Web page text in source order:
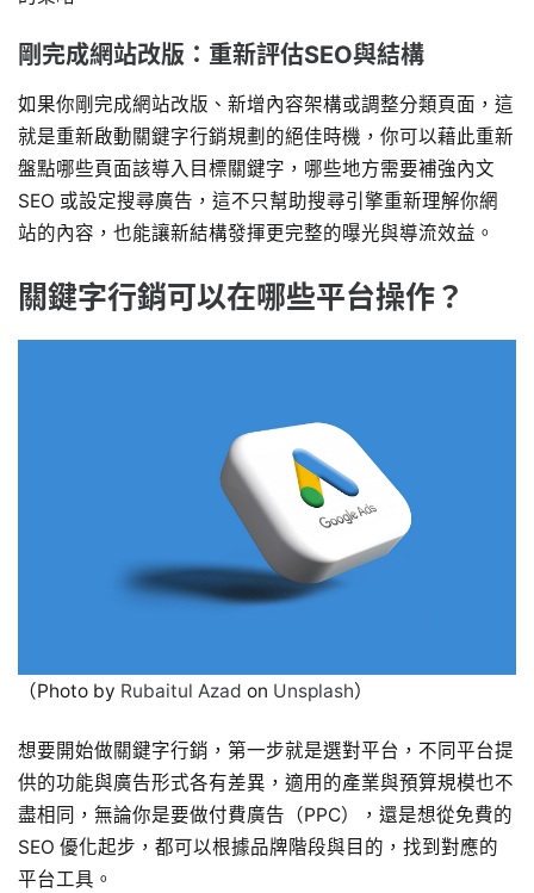
剛完成網站改版：重新評估SEO與結構
如果你剛完成網站改版、新增內容架構或調整分類頁面，這
就是重新啟動關鍵字行銷規劃的絕佳時機，你可以藉此重新
盤點哪些頁面該導入目標關鍵字，哪些地方需要補強內文
SEO 或設定搜尋廣告，這不只幫助搜尋引擎重新理解你網
站的內容，也能讓新結構發揮更完整的曝光與導流效益。
關鍵字行銷可以在哪些平台操作？
（Photo by Rubaitul Azad on Unsplash）
想要開始做關鍵字行銷，第一步就是選對平台，不同平台提
供的功能與廣告形式各有差異，適用的產業與預算規模也不
盡相同，無論你是要做付費廣告（PPC），還是想從免費的
SEO 優化起步，都可以根據品牌階段與目的，找到對應的
平台工具。